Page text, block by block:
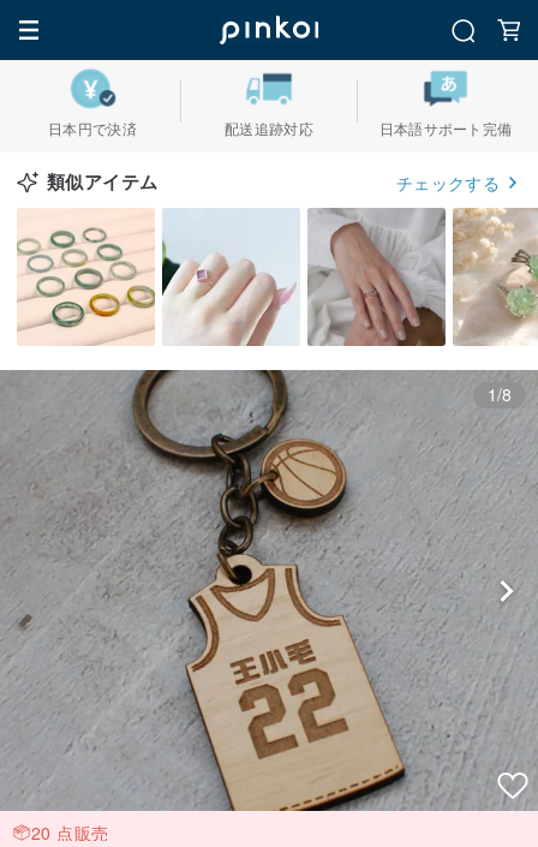
日本円で決済 配送追跡対応 日本語サポート完備
類似アイテム チェックする
1/8
20 点販売